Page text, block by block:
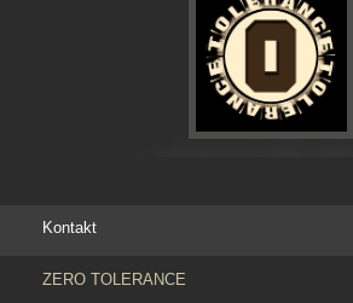
Kontakt
ZERO TOLERANCE